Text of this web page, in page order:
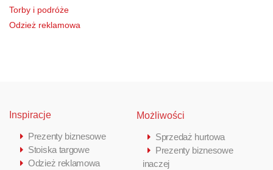
Torby i podróże
Odzież reklamowa
Inspiracje
Prezenty biznesowe
Stoiska targowe
Odzież reklamowa
Możliwości
Sprzedaż hurtowa
Prezenty biznesowe
inaczej